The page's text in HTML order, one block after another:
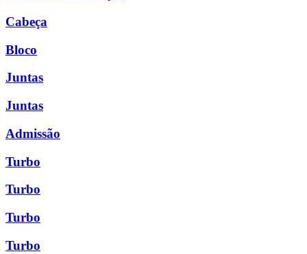
Cabeça
Bloco
Juntas
Juntas
Admissão
Turbo
Turbo
Turbo
Turbo